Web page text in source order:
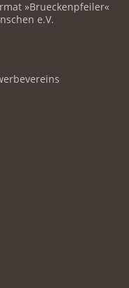
»Brueckenpfeiler«
e.V.